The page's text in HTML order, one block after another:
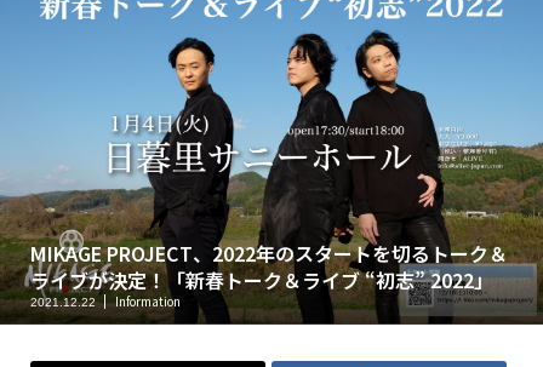
MIKAGE PROJECT、2022年のスタートを切るトーク＆
ライブが決定！「新春トーク＆ライブ “初志” 2022」
2021.12.22 Information